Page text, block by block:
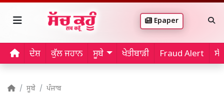
Epaper
ਦੇਸ਼ ਕੁੱਲ ਜਹਾਨ ਸੂਬੇ ਖੇਤੀਬਾੜੀ Fraud Alert
ਸੂਬੇ ਪੰਜਾਬ